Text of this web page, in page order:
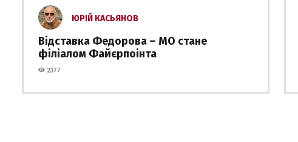
ЮРІЙ КАСЬЯНОВ
Відставка Федорова – МО стане
філіалом Файєрпоінта
2377